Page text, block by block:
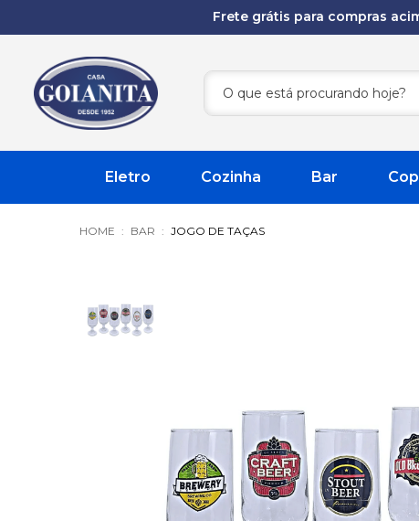
Frete grátis para compras
Eletro Cozinha Bar
BAR JOGO DE TAÇAS